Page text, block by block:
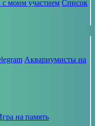
моим участием Список
Аквариумисты на
на память